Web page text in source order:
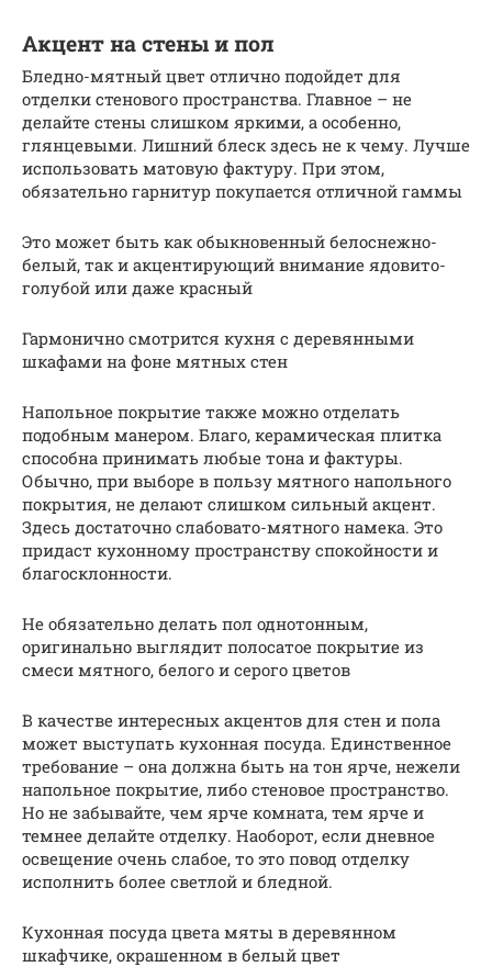
Акцент на стены и пол
Бледно-мятный цвет отлично подойдет для
отделки стенового пространства. Главное – не
делайте стены слишком яркими, а особенно,
глянцевыми. Лишний блеск здесь не к чему. Лучше
использовать матовую фактуру. При этом,
обязательно гарнитур покупается отличной гаммы
Это может быть как обыкновенный белоснежно-
белый, так и акцентирующий внимание ядовито-
голубой или даже красный
Гармонично смотрится кухня с деревянными
шкафами на фоне мятных стен
Напольное покрытие также можно отделать
подобным манером. Благо, керамическая плитка
способна принимать любые тона и фактуры.
Обычно, при выборе в пользу мятного напольного
покрытия, не делают слишком сильный акцент.
Здесь достаточно слабовато-мятного намека. Это
придаст кухонному пространству спокойности и
благосклонности.
Не обязательно делать пол однотонным,
оригинально выглядит полосатое покрытие из
смеси мятного, белого и серого цветов
В качестве интересных акцентов для стен и пола
может выступать кухонная посуда. Единственное
требование – она должна быть на тон ярче, нежели
напольное покрытие, либо стеновое пространство.
Но не забывайте, чем ярче комната, тем ярче и
темнее делайте отделку. Наоборот, если дневное
освещение очень слабое, то это повод отделку
исполнить более светлой и бледной.
Кухонная посуда цвета мяты в деревянном
шкафчике, окрашенном в белый цвет